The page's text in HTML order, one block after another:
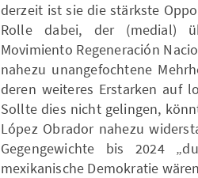
derzeit ist sie die stärkste
Rolle dabe i, der (medial)
Movimiento Regeneración
nahezu unangefochtene
deren weiteres Erstarken auf
Sollte dies nicht gelinge n,
López Obrador nahezu
Gegengewichte bis 2024
mexikanische Demokratie